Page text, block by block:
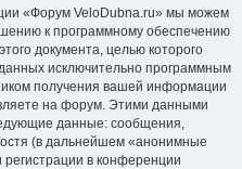
«Форум VeloDubna.ru» мы можем
к программному обеспечению
документа, целью которого
исключительно программным
получения вашей информации
на форум. Этими данными
данные: сообщения,
(в дальнейшем «анонимные
в конференции